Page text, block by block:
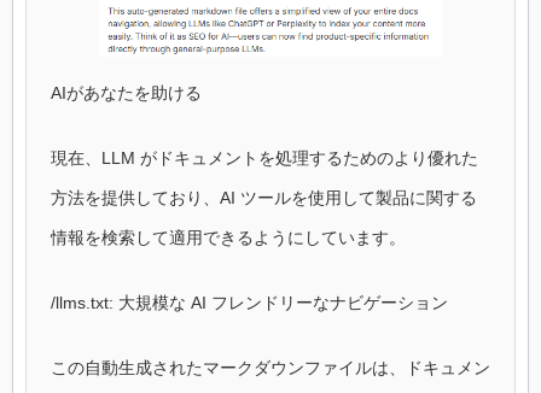
AIがあなたを助ける
現在、LLM がドキュメントを処理するためのより優れた
方法を提供しており、AI ツールを使用して製品に関する
情報を検索して適用できるようにしています。
/llms.txt: 大規模な AI フレンドリーなナビゲーション
この自動生成されたマークダウンファイルは、ドキュメン